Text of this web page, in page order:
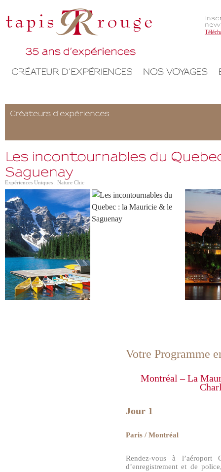
Expériences Uniques . Nature Chic
Votre Programme
Montréal – La
Jour 1
Paris / Montréal
Rendez-vous à l’aéroport
d’enregistrement et de